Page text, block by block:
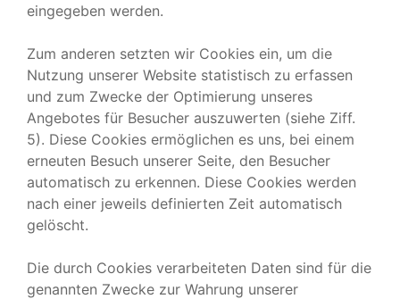
eingegeben werden.
Zum anderen setzten wir Cookies ein, um die
Nutzung unserer Website statistisch zu erfassen
und zum Zwecke der Optimierung unseres
Angebotes für Besucher auszuwerten (siehe Ziff.
5). Diese Cookies ermöglichen es uns, bei einem
erneuten Besuch unserer Seite, den Besucher
automatisch zu erkennen. Diese Cookies werden
nach einer jeweils definierten Zeit automatisch
gelöscht.
Die durch Cookies verarbeiteten Daten sind für die
genannten Zwecke zur Wahrung unserer